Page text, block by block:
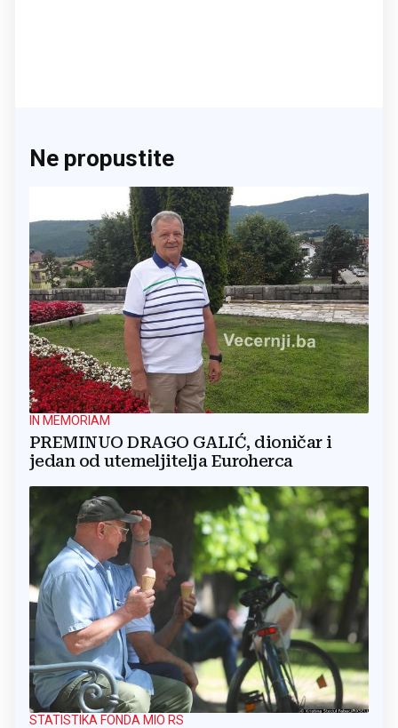
Ne propustite
IN MEMORIAM
PREMINUO DRAGO GALIĆ, dioničar i
jedan od utemeljitelja Euroherca
STATISTIKA FONDA MIO RS